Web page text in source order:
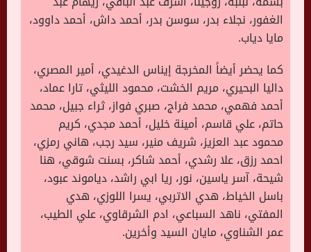
الغفور، نجلاء بدر، سوسن بدر، أحمد داش، أحمد داوود،
مايا دياب.
كما يحضر أيضاً المخرجة إيناس الدغيدي، أمير المصري،
داليا البحيري، مريم الخشت، محمود الليثي، تارا عماد،
أحمد فهمي، محمد فراج، صبري فواز، ثراء جبيل، محمد
حاتم، علي قاسم، أمينة خليل، أحمد مجدي، كريم
محمود عبد العزيز، شريف منير، سيد رجب، هاني رمزي،
احمد رزق، علا رشدي، أحمد شاكر، بسنت شوقي، هنا
شيحة، آسر ياسين، نور، ريا ابي راشد، دياموند عبود،
باسل الخياط، هدي الاتربي، يسرا اللوزي، هدي
المفتي، ناهد السباعي، ادم الشرقاوي، علي الطيب،
عمر الشناوي، مايان السيد وأخرين.